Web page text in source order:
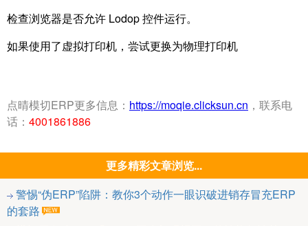
检查浏览器是否允许 Lodop 控件运行。
如果使用了虚拟打印机，尝试更换为物理打印机
点晴模切ERP更多信息： https://moqie.clicksun.cn ，联系电
话： 4001861886
更多精彩文章浏览...
警惕“伪ERP”陷阱：教你3个动作一眼识破进销存冒充ERP
的套路